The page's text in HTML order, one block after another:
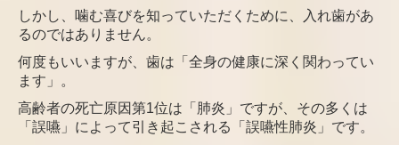
しかし、噛む喜びを知っていただくために、入れ歯があ
るのではありません。
何度もいいますが、歯は「全身の健康に深く関わってい
ます」。
高齢者の死亡原因第1位は「肺炎」ですが、その多くは
「誤嚥」によって引き起こされる
「誤嚥性肺炎」です。